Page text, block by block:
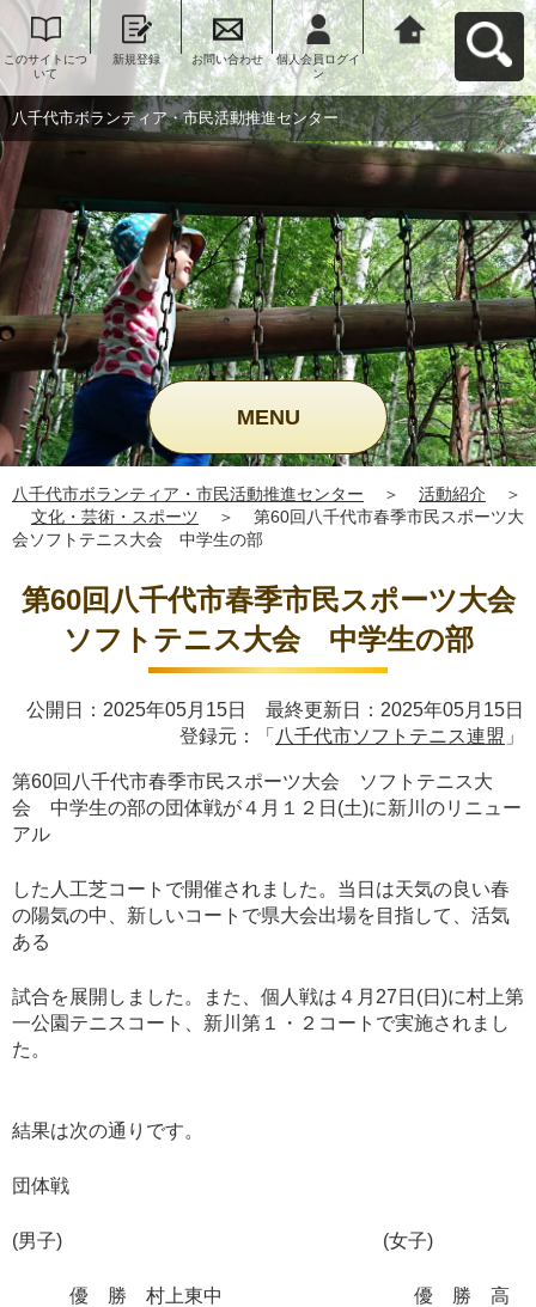
このサイトにつ
いて
新規登録 お問い合わせ
個人会員ログイ
ン
八千代市ボラン
ティア・市民活
動推進センター
へ戻る
八千代市ボランティア・市民活動推進センター
MENU
八千代市ボランティア・市民活動推進センター ＞ 活動紹介
＞
文化・芸術・スポーツ
＞
第60回八千代市春季市民スポーツ大
会ソフトテニス大会 中学生の部
第60回八千代市春季市民スポーツ大会
ソフトテニス大会 中学生の部
公開日：2025年05月15日 最終更新日：2025年05月15日
登録元：「 八千代市ソフトテニス連盟 」
第60回八千代市春季市民スポーツ大会 ソフトテニス大
会 中学生の部の団体戦が４月１２日(土)に新川のリニュー
アル
した人工芝コートで開催されました。当日は天気の良い春
の陽気の中、新しいコートで県大会出場を目指して、活気
ある
試合を展開しました。また、個人戦は４月27日(日)に村上第
一公園テニスコート、新川第１・２コートで実施されまし
た。
結果は次の通りです。
団体戦
(男子) (女子)
優 勝 村上東中 優 勝 高